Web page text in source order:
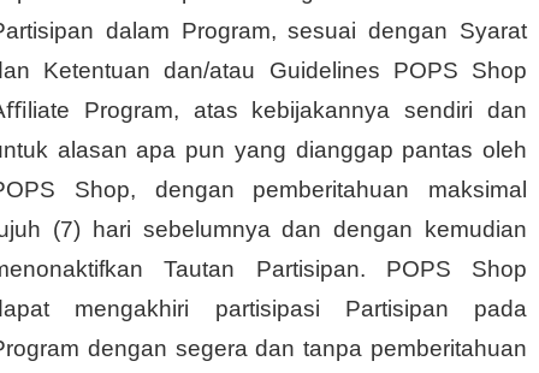
dalam Program, sesuai dengan Syarat
Ketentuan dan/atau Guidelines POPS Shop
Program, atas kebijakannya sendiri dan
alasan apa pun yang dianggap pantas oleh
Shop, dengan pemberitahuan maksimal
(7) hari sebelumnya dan dengan kemudian
Tautan Partisipan. POPS Shop
mengakhiri partisipasi Partisipan pada
dengan segera dan tanpa pemberitahuan